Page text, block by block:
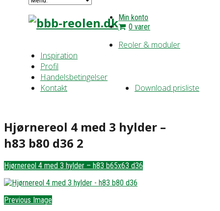
Min konto
0 varer
Reoler & moduler
Inspiration
Profil
Handelsbetingelser
Download prisliste
Kontakt
Hjørnereol 4 med 3 hylder –
h83 b80 d36 2
Hjørnereol 4 med 3 hylder – h83 b65x63 d36
Previous Image